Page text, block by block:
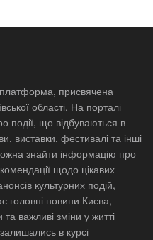
присвячена
області. На порталі
події, що відбуваються в
виставки, фестивалі та інші
знайти інформацію про
щодо цікавих
культурних подій,
головні новини Києва,
та важливі зміни у житті
в курсі